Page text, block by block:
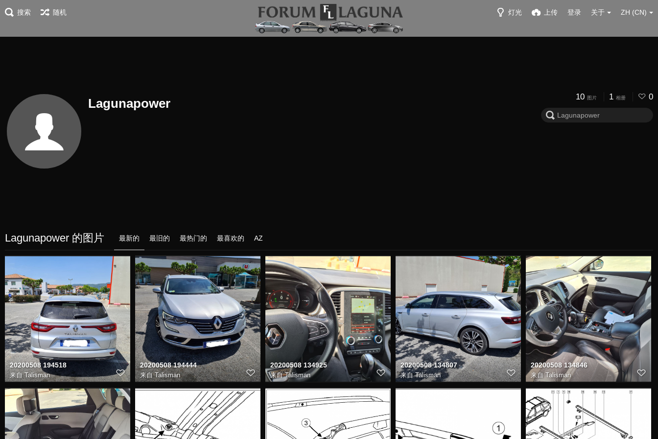
搜索 随机 灯光 上传 登录 关于 ZH (CN)
Lagunapower 10 图片 1 相册 0
Lagunapower 的图片 最新的 最旧的 最热门的 最喜欢的 AZ
20200508 194518
来自Talisman
20200508 194444
来自Talisman
20200508 134925
来自Talisman
20200508 134807
来自Talisman
20200508 134846
来自Talisman